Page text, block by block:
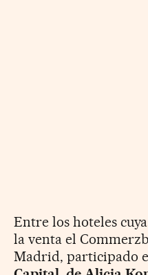
Entre los hoteles
la venta el
Madrid, participado